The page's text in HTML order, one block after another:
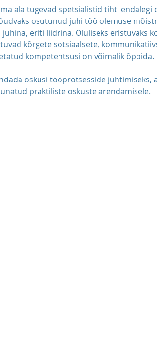
ala tugevad spetsialistid tihti
osutunud juhi töö olemuse
eriti liidrina. Oluliseks eristuvaks
kõrgete sotsiaalsete,
kompetentsusi on võimalik õppida.
oskusi tööprotsesside juhtimiseks,
praktiliste oskuste arendamisele.